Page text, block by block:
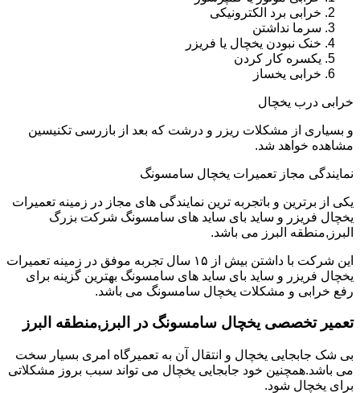
خرابی برد الکترونیکی
سرما نداشتن
خنک نبودن یخچال یا فریزر
یکسره کار کردن
خرابی یخساز
خرابی درب یخچال
و بسیاری از مشکلات ریزر و درشت که بعد از بازرسی تکنیسین
مشاهده خواهد شد.
نمایندگی مجاز تعمیرات یخچال سامسونگ
یکی از برترین و باتجربه ترین نمایندگی های مجاز در زمینه تعمیرات
یخچال فریزر و ساید بای ساید های سامسونگ شرکت بزرگ
البرز,منطقه البرز می باشد.
این شرکت با داشتن بیش از ۱۵ سال تجربه موفق در زمینه تعمیرات
یخچال فریزر و ساید بای ساید های سامسونگ بهترین گزینه برای
رفع خرابی و مشکلات یخچال سامسونگ می باشد.
تعمیر تخصصی یخچال سامسونگ در البرز,منطقه البرز
بی شک جابجایی یخچال و انتقال آن به تعمیرگاه امری بسیار سخت
می باشد.همچنین خود جابجایی یخچال می تواند سبب بروز مشکلاتی
برای یخچال شود.